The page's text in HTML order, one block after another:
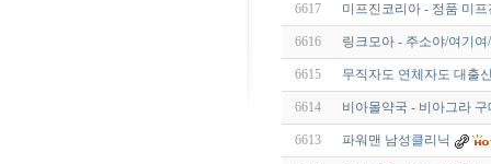
6617 미프진코리아 - 정품 미
6616 링크모아 - 주소야/여기
6615 무직자도 연체자도 대출
6614 비아몰약국 - 비아그라
6613 파워맨 남성클리닉